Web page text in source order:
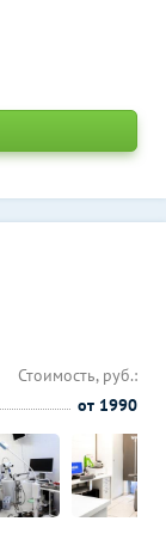
Стоимость, руб.:
от 1990